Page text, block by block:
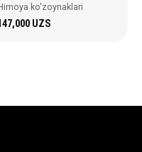
ko'zoynaklari
UZS